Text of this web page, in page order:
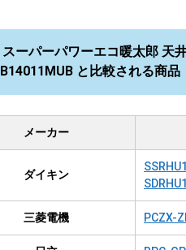
ーパーパワーエコ暖太郎 天
と比較される商品
メーカー
ダイキン
三菱電機 PCZX-